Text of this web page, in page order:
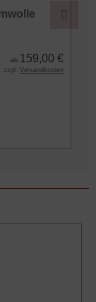
ab 159,00 €
zzgl. Versandkosten